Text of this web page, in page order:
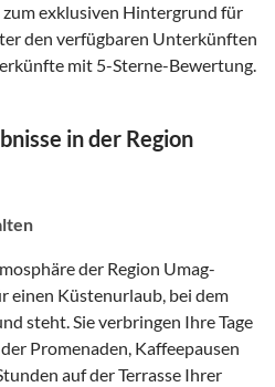
zum exklusiven Hintergrund für
den verfügbaren Unterkünften
mit 5-Sterne-Bewertung.
in der Region
der Region Umag-
einen Küstenurlaub, bei dem
steht. Sie verbringen Ihre Tage
Promenaden, Kaffeepausen
auf der Terrasse Ihrer